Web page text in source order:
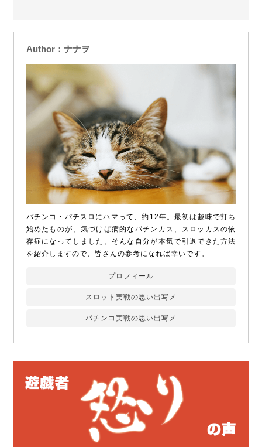
Author：ナナヲ
パチンコ・パチスロにハマって、約12年。最初は趣味で打ち
始めたものが、気づけば病的なパチンカス、スロッカスの依
存症になってしました。そんな自分が本気で引退できた方法
を紹介しますので、皆さんの参考になれば幸いです。
プロフィール
スロット実戦の思い出写メ
パチンコ実戦の思い出写メ